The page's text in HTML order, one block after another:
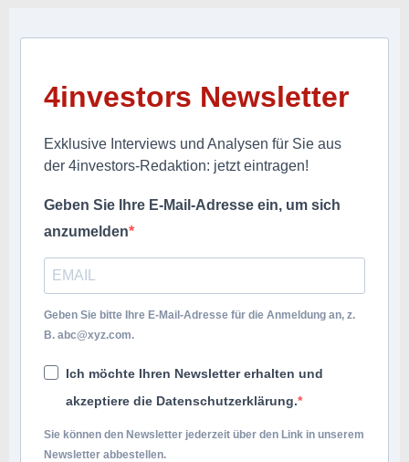
4investors Newsletter
Exklusive Interviews und Analysen für Sie aus
der 4investors-Redaktion: jetzt eintragen!
Geben Sie Ihre E-Mail-Adresse ein, um sich
anzumelden
Geben Sie bitte Ihre E-Mail-Adresse für die Anmeldung an, z.
B. abc@xyz.com.
Ich möchte Ihren Newsletter erhalten und
akzeptiere die Datenschutzerklärung.
Sie können den Newsletter jederzeit über den Link in unserem
Newsletter abbestellen.